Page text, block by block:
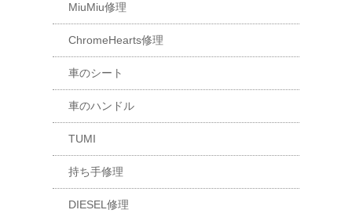
MiuMiu修理
ChromeHearts修理
車のシート
車のハンドル
TUMI
持ち手修理
DIESEL修理